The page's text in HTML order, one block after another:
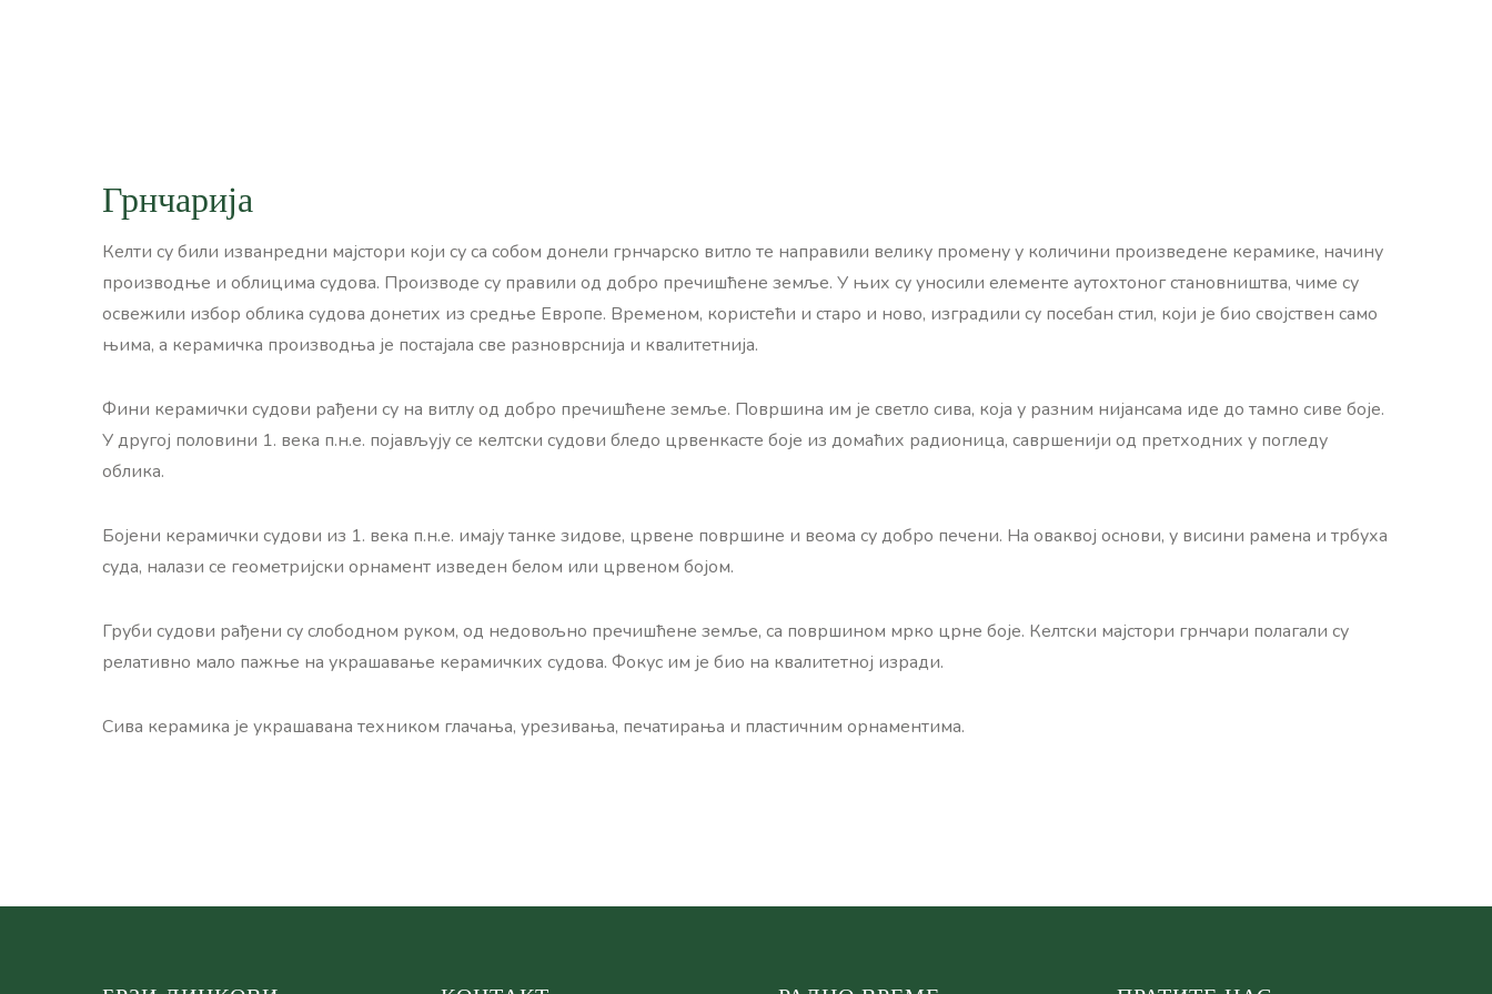
Грнчарија
Келти су били изванредни мајстори који су са собом донели грнчарско витло те направили велику промену у количини произведене керамике, начину
производње и облицима судова. Производе су правили од добро пречишћене земље. У њих су уносили елементе аутохтоног становништва, чиме су
освежили избор облика судова донетих из средње Европе. Временом, користећи и старо и ново, изградили су посебан стил, који је био својствен само
њима, а керамичка производња је постајала све разноврснија и квалитетнија.
Фини керамички судови рађени су на витлу од добро пречишћене земље. Површина им је светло сива, која у разним нијансама иде до тамно сиве боје.
У другој половини 1. века п.н.е. појављују се келтски судови бледо црвенкасте боје из домаћих радионица, савршенији од претходних у погледу
облика.
Бојени керамички судови из 1. века п.н.е. имају танке зидове, црвене површине и веома су добро печени. На оваквој основи, у висини рамена и трбуха
суда, налази се геометријски орнамент изведен белом или црвеном бојом.
Груби судови рађени су слободном руком, од недовољно пречишћене земље, са површином мрко црне боје. Келтски мајстори грнчари полагали су
релативно мало пажње на украшавање керамичких судова. Фокус им је био на квалитетној изради.
Сива керамика је украшавана техником глачања, урезивања, печатирања и пластичним орнаментима.